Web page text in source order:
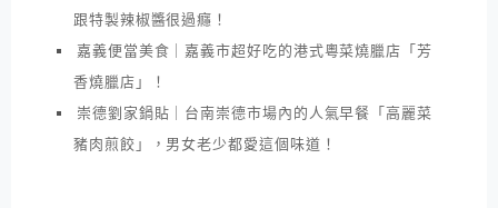
跟特製辣椒醬很過癮！
嘉義便當美食｜嘉義市超好吃的港式粵菜燒臘店「芳
香燒臘店」！
崇德劉家鍋貼｜台南崇德市場內的人氣早餐「高麗菜
豬肉煎餃」，男女老少都愛這個味道！